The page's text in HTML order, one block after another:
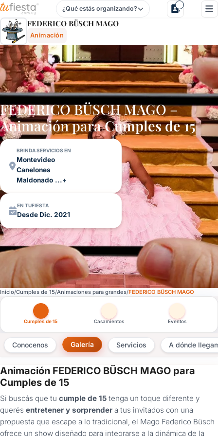
Federico BÜsch Mago - Animación Para Fiestas Y Eventos
¿Qué estás organizando?
FEDERICO BÜSCH MAGO
Animación
FEDERICO BÜSCH MAGO –
Animación paraCumples de 15
BRINDA SERVICIOS EN
Montevideo
Canelones
Maldonado ...+
EN TUFIESTA
Desde Dic. 2021
Inicio Cumples de 15 Animaciones para grandes FEDERICO BÜSCH MAGO
Otras versiones de esta ficha por tipo de festejo
Cumples de 15 Casamientos Eventos
Conocenos Galería Servicios A dónde
Animación FEDERICO BÜSCH MAGO para
Cumples de 15
Si buscás que tu cumple de 15 tenga un toque diferente y
querés entretener y sorprender a tus invitados con una
propuesta que escape a lo tradicional, el Mago Federico Büsch
ofrece un show diseñado para integrarse a la dinámica de la
×
Consultar
Este
proveedor